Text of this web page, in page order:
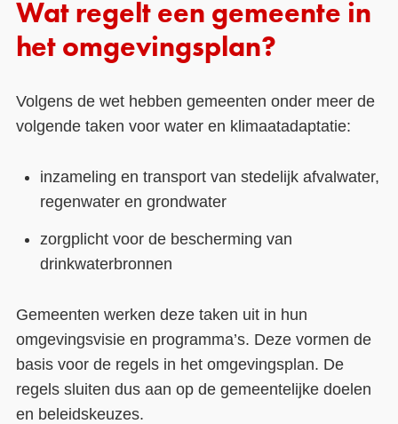
Wat regelt een gemeente in
het omgevingsplan?
Volgens de wet hebben gemeenten onder meer de
volgende taken voor water en klimaatadaptatie:
inzameling en transport van stedelijk afvalwater,
regenwater en grondwater
zorgplicht voor de bescherming van
drinkwaterbronnen
Gemeenten werken deze taken uit in hun
omgevingsvisie en programma’s. Deze vormen de
basis voor de regels in het omgevingsplan. De
regels sluiten dus aan op de gemeentelijke doelen
en beleidskeuzes.